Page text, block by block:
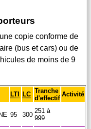
copie conforme de
(bus et cars) ou de
de moins de 9
LTI LC Tranche
d'effectif
Activité
95 300
251 à
999